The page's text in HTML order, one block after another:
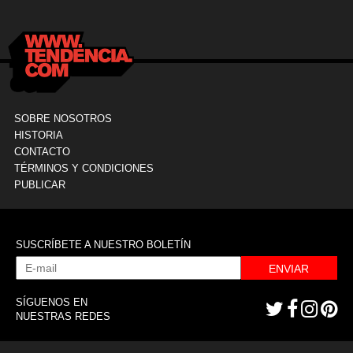
SOBRE NOSOTROS
HISTORIA
CONTACTO
TÉRMINOS Y CONDICIONES
PUBLICAR
SUSCRÍBETE A NUESTRO BOLETÍN
ENVIAR
SÍGUENOS EN
NUESTRAS REDES